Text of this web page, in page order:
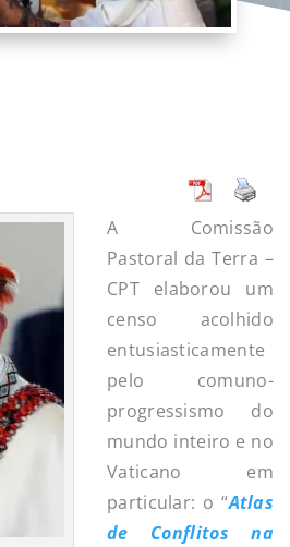
A Comissão
Pastoral da Terra –
CPT elaborou um
censo acolhido
entusiasticamente
pelo comuno-
progressismo do
mundo inteiro e no
Vaticano em
particular: o “Atlas
de Conflitos na